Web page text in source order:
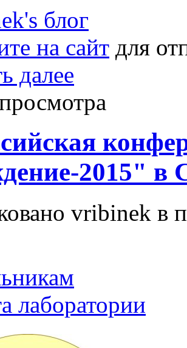
блог
на сайт для
далее
2015" в
vribinek в
лаборатории